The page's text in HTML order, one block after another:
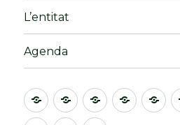
L’entitat
Agenda
Inici Els
‘Nanos’
Els
Els
La